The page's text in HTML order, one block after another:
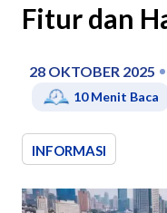
Fitur dan
28 OKTOBER 2025
10Menit Baca
INFORMASI